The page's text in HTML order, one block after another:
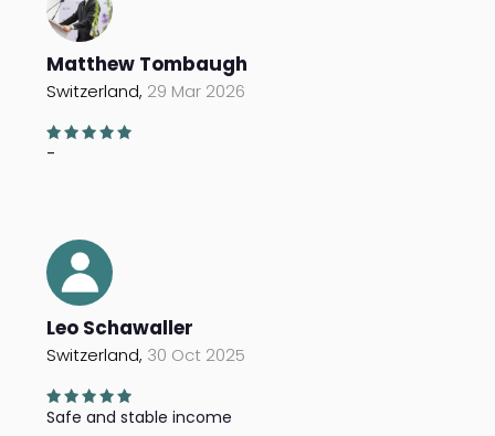
Matthew Tombaugh
Switzerland, 29 Mar 2026
-
Leo Schawaller
Switzerland, 30 Oct 2025
Safe and stable income